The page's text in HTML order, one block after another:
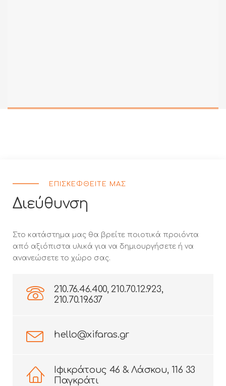
ΕΠΙΣΚΕΦΘΕΙΤΕ ΜΑΣ
Διεύθυνση
Στο κατάστημα μας θα βρείτε ποιοτικά προιόντα
από αξιόπιστα υλικά για να δημιουργήσετε ή να
ανανεώσετε το χώρο σας.
210.76.46.400, 210.70.12.923,
210.70.19.637
hello@xifaras.gr
Ιφικράτους 46 & Λάσκου, 116 33
Παγκράτι